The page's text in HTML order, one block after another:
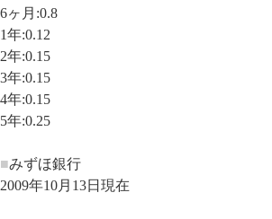
6ヶ月:0.8
1年:0.12
2年:0.15
3年:0.15
4年:0.15
5年:0.25
■みずほ銀行
2009年10月13日現在